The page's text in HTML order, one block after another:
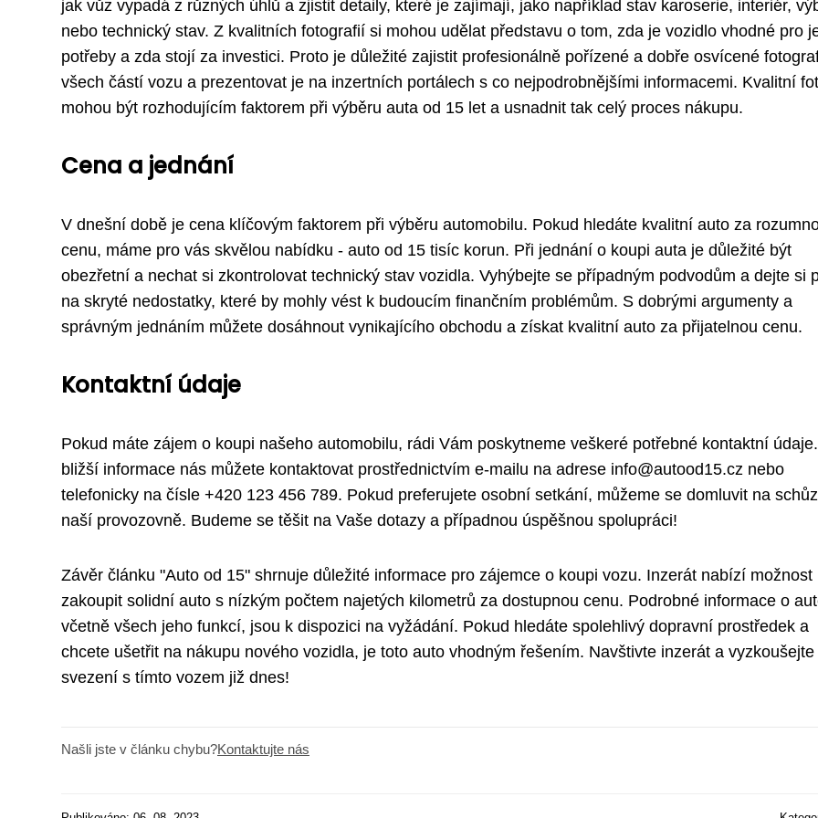
jak vůz vypadá z různých úhlů a zjistit detaily, které je zajímají, jako například stav karoserie, interiér,
nebo technický stav. Z kvalitních fotografií si mohou udělat představu o tom, zda je vozidlo vhodné pro
potřeby a zda stojí za investici. Proto je důležité zajistit profesionálně pořízené a dobře osvícené
všech částí vozu a prezentovat je na inzertních portálech s co nejpodrobnějšími informacemi. Kvalitní
mohou být rozhodujícím faktorem při výběru auta od 15 let a usnadnit tak celý proces nákupu.
Cena a jednání
V dnešní době je cena klíčovým faktorem při výběru automobilu. Pokud hledáte kvalitní auto za
cenu, máme pro vás skvělou nabídku - auto od 15 tisíc korun. Při jednání o koupi auta je důležité být
obezřetní a nechat si zkontrolovat technický stav vozidla. Vyhýbejte se případným podvodům a dejte si
na skryté nedostatky, které by mohly vést k budoucím finančním problémům. S dobrými argumenty a
správným jednáním můžete dosáhnout vynikajícího obchodu a získat kvalitní auto za přijatelnou cenu.
Kontaktní údaje
Pokud máte zájem o koupi našeho automobilu, rádi Vám poskytneme veškeré potřebné kontaktní
bližší informace nás můžete kontaktovat prostřednictvím e-mailu na adrese info@autood15.cz nebo
telefonicky na čísle +420 123 456 789. Pokud preferujete osobní setkání, můžeme se domluvit na
naší provozovně. Budeme se těšit na Vaše dotazy a případnou úspěšnou spolupráci!
Závěr článku "Auto od 15" shrnuje důležité informace pro zájemce o koupi vozu. Inzerát nabízí možnost
zakoupit solidní auto s nízkým počtem najetých kilometrů za dostupnou cenu. Podrobné informace o
včetně všech jeho funkcí, jsou k dispozici na vyžádání. Pokud hledáte spolehlivý dopravní prostředek a
chcete ušetřit na nákupu nového vozidla, je toto auto vhodným řešením. Navštivte inzerát a vyzkoušejte
svezení s tímto vozem již dnes!
Našli jste v článku chybu?Kontaktujte nás